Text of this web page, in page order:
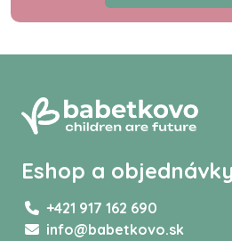
Eshop a objednávky
+421 917 162 690
info@babetkovo.sk